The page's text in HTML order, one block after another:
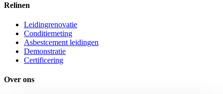
Relinen
Leidingrenovatie
Conditiemeting
Asbestcement leidingen
Demonstratie
Certificering
Over ons